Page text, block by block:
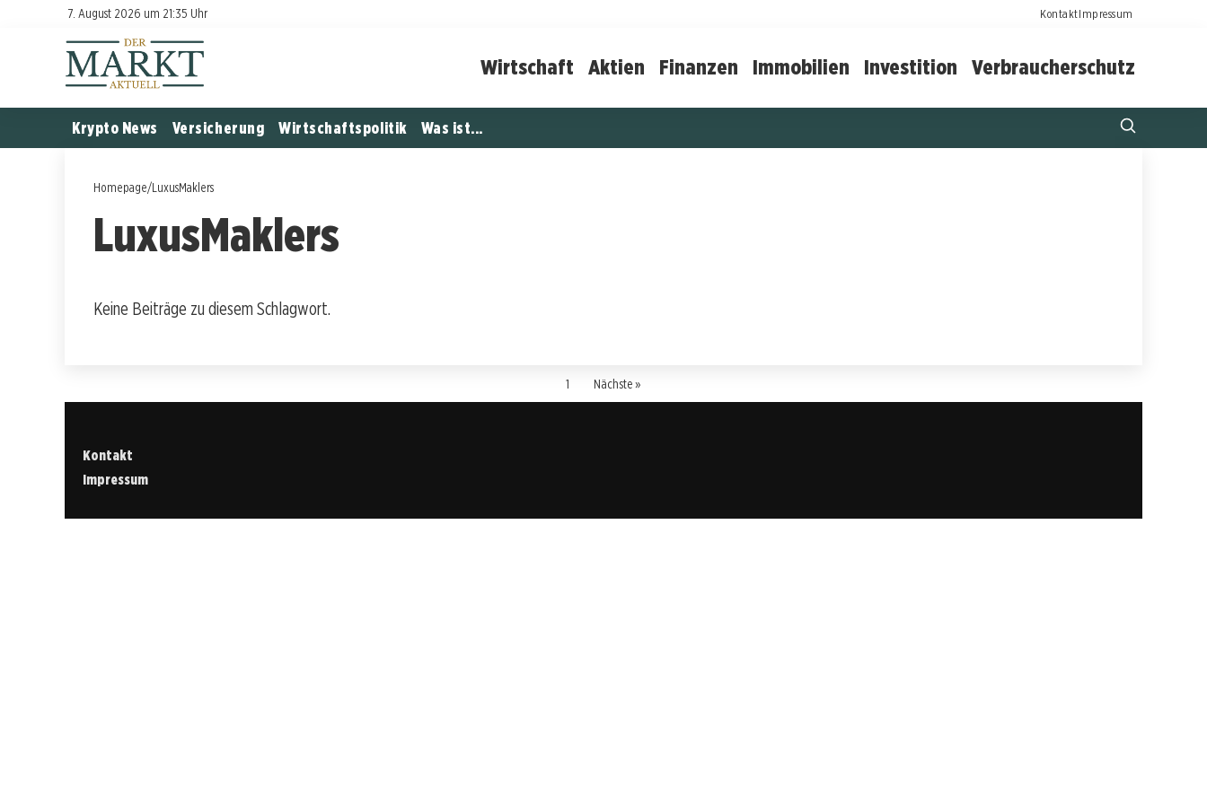
7. August 2026 um 21:35 Uhr KontaktImpressum
Wirtschaft Aktien Finanzen Immobilien Investition Verbraucherschutz
Krypto News Versicherung Wirtschaftspolitik Was ist...
Homepage/LuxusMaklers
LuxusMaklers
Keine Beiträge zu diesem Schlagwort.
1 Nächste »
Kontakt
Impressum